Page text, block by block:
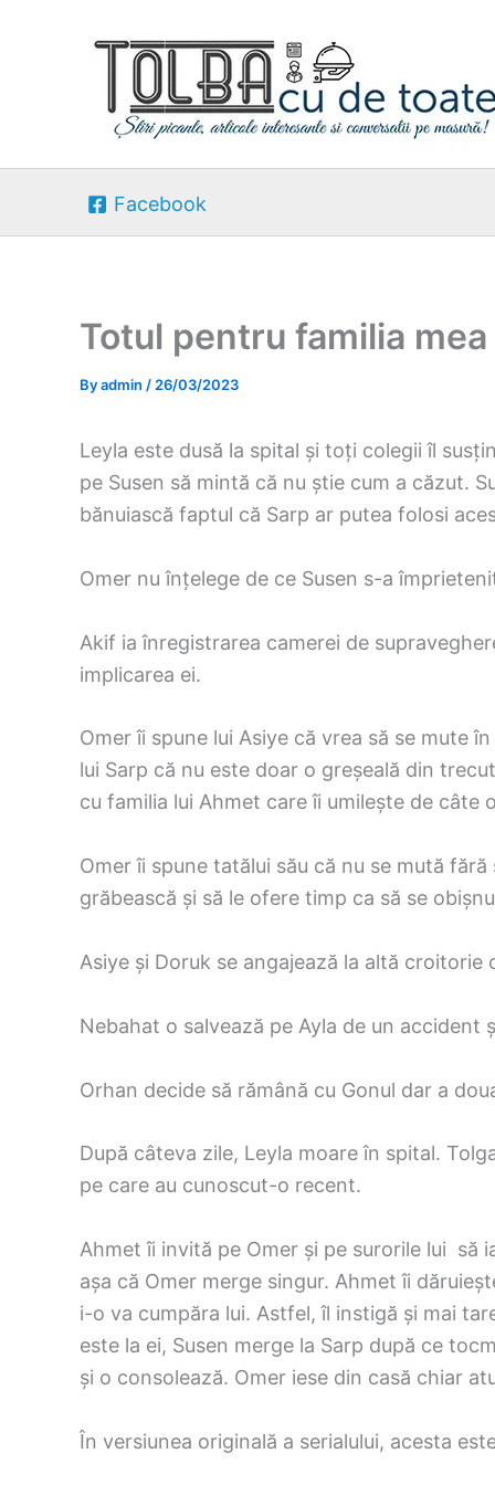
Facebook
Totul pentru familia
Byadmin / 26/03/2023
Leyla este dusă la spital și toți colegii îl
pe Susen să mintă că nu știe cum a căzut.
bănuiască faptul că Sarp ar putea folosi
Omer nu înțelege de ce Susen s-a
Akif ia înregistrarea camerei de
implicarea ei.
Omer îi spune lui Asiye că vrea să se mute
lui Sarp că nu este doar o greșeală din
cu familia lui Ahmet care îi umilește de câte
Omer îi spune tatălui său că nu se mută
grăbească și să le ofere timp ca să se
Asiye și Doruk se angajează la altă croitorie
Nebahat o salvează pe Ayla de un accident
Orhan decide să rămână cu Gonul dar a
După câteva zile, Leyla moare în spital.
pe care au cunoscut-o recent.
Ahmet îi invită pe Omer și pe surorile lui să
așa că Omer merge singur. Ahmet îi
i-o va cumpăra lui. Astfel, îl instigă și mai
este la ei, Susen merge la Sarp după ce
și o consolează. Omer iese din casă chiar
În versiunea originală a serialului, acesta